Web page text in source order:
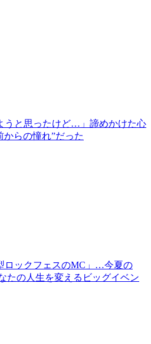
うと思ったけど…」諦めかけた心
からの憧れ”だった
ロックフェスのMC」…今夏の
たの人生を変えるビッグイベン